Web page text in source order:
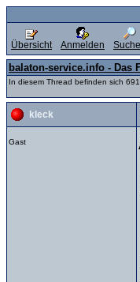
Übersicht Anmelden
balaton-service.info - Das
In diesem Thread befinden sich
kleck
Gast